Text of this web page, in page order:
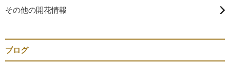
その他の開花情報
ブログ